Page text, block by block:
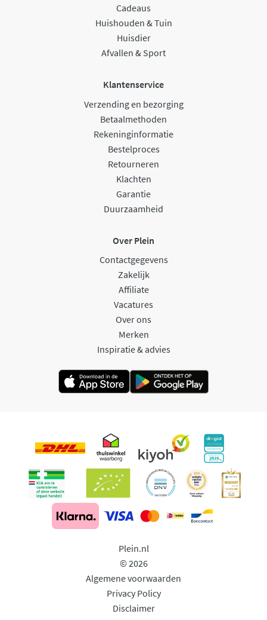
Cadeaus
Huishouden & Tuin
Huisdier
Afvallen & Sport
Klantenservice
Verzending en bezorging
Betaalmethoden
Rekeninginformatie
Bestelproces
Retourneren
Klachten
Garantie
Duurzaamheid
Over Plein
Contactgegevens
Zakelijk
Affiliate
Vacatures
Over ons
Merken
Inspiratie & advies
Plein.nl
© 2026
Algemene voorwaarden
Privacy Policy
Disclaimer